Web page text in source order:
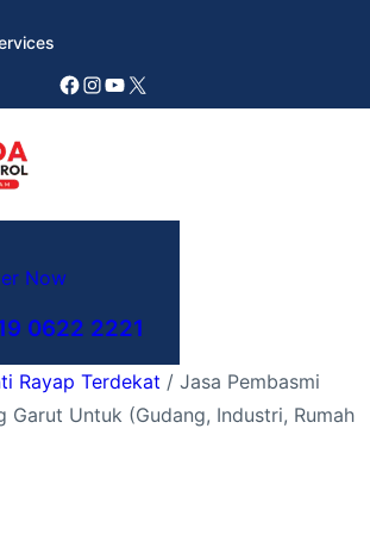
Facebook
Instagram
YouTube
X
Now
0622 2221
Rayap Terdekat / Jasa Pembasmi
Garut Untuk (Gudang, Industri, Rumah